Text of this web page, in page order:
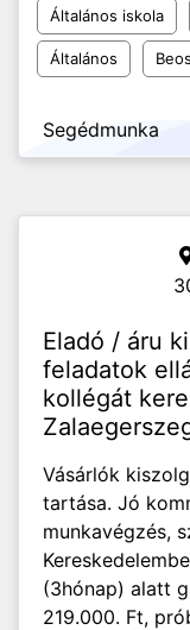
Általános iskola
Általános
Segédmunka
Eladó / áru
feladatok
kollégát
Vásárlók
tartása. Jó
munkavégzés,
(3hónap) alatt
219.000. Ft,